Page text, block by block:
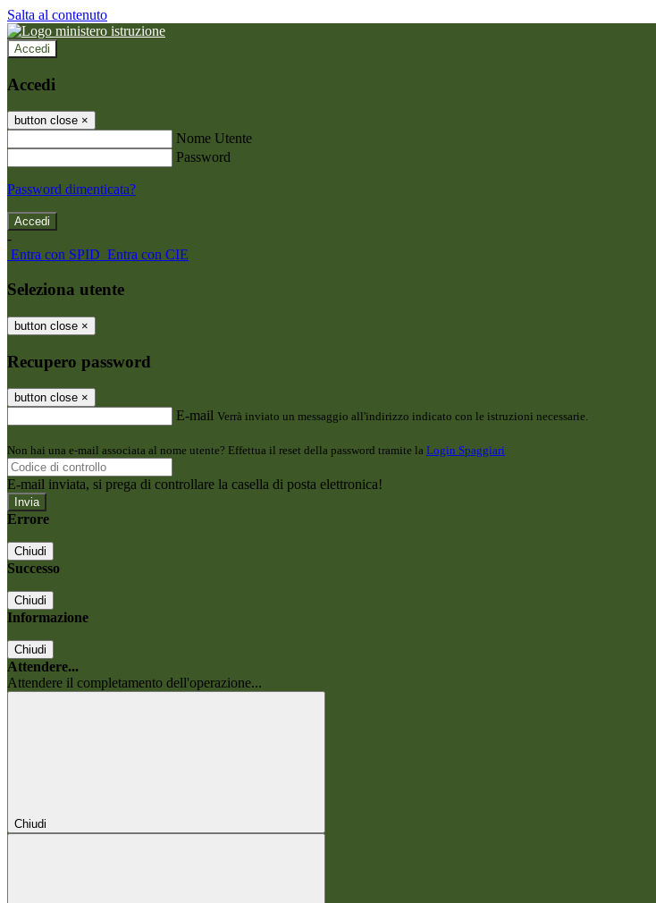
Salta al contenuto
Accedi
Accedi
button close ×
Nome Utente
Password
Password dimenticata?
-
Entra con SPID Entra con CIE
Seleziona utente
button close ×
Recupero password
button close ×
E-mail Verrà inviato un messaggio all'indirizzo indicato con le istruzioni necessarie.
Non hai una e-mail associata al nome utente? Effettua il reset della password tramite la Login Spaggiari
E-mail inviata, si prega di controllare la casella di posta elettronica!
Errore
Chiudi
Successo
Chiudi
Informazione
Chiudi
Attendere...
Attendere il completamento dell'operazione...
Chiudi